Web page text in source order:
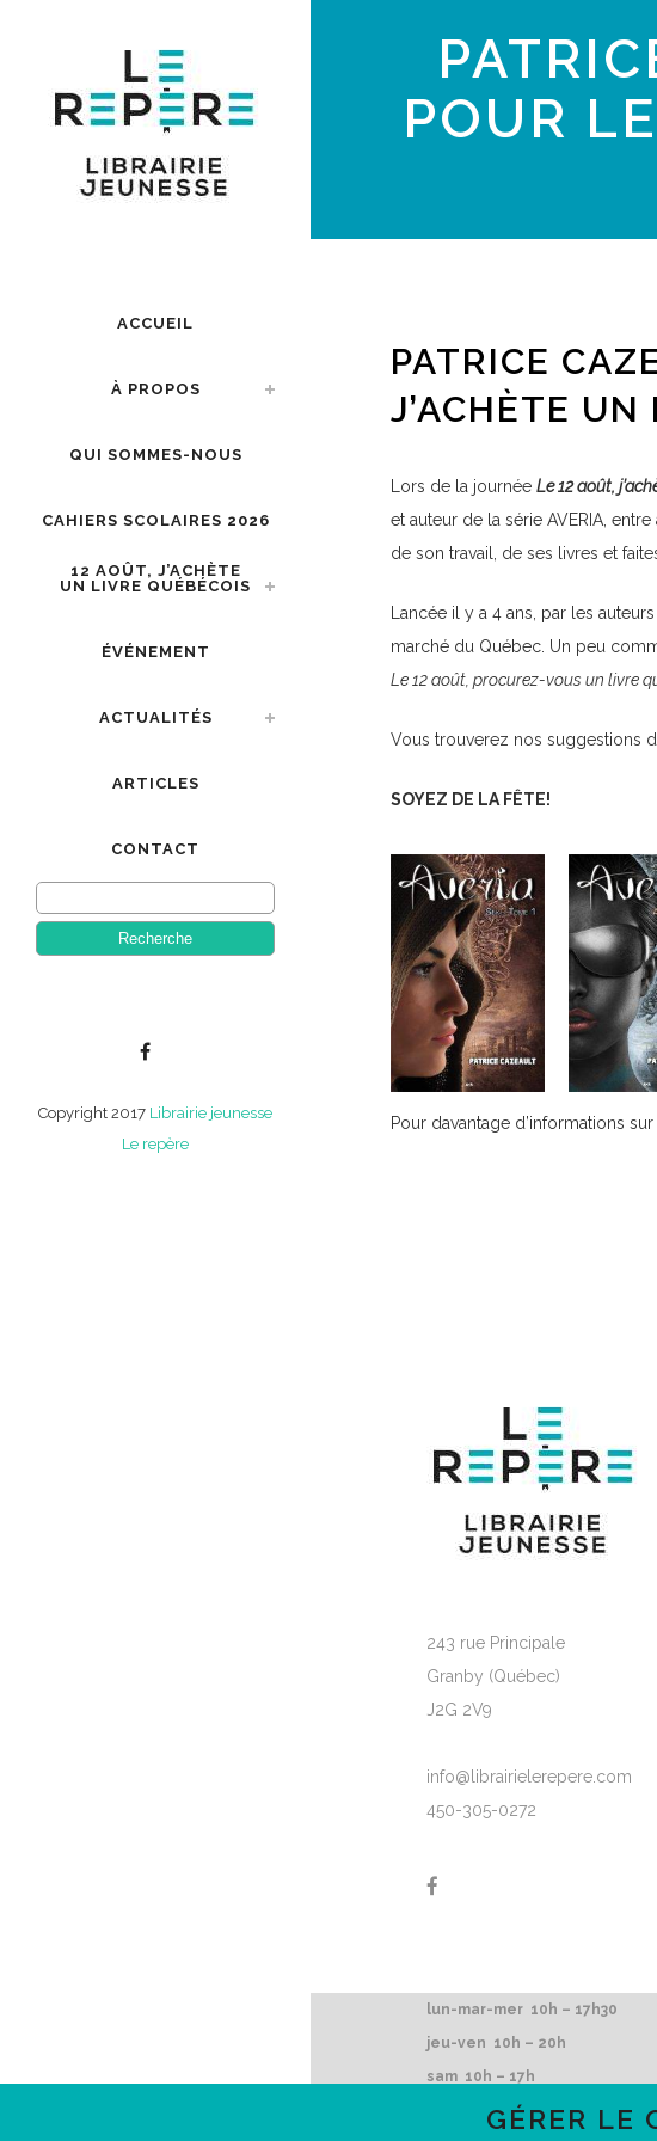
ACCUEIL
À PROPOS
QUI SOMMES-NOUS
CAHIERS SCOLAIRES 2026
12 AOÛT, J’ACHÈTE
UN LIVRE QUÉBÉCOIS
ÉVÉNEMENT
ACTUALITÉS
ARTICLES
CONTACT
Copyright 2017 Librairie jeunesse
Le repère
POUR
PATRICE
J’ACHÈTE
Lors de la journée Le 12 août,
et auteur de la série AVERIA,
de son travail, de ses livres et
Lancée il y a 4 ans, par les auteurs
marché du Québec. Un peu
Le 12 août, procurez-vous un livre
Vous trouverez nos suggestions
SOYEZ DE LA FÊTE!
Pour davantage d’informations
243 rue Principale
Granby (Québec)
J2G 2V9
info@librairielerepere.com
450-305-0272
lun-mar-mer 10h – 17h30
jeu-ven 10h – 20h
sam 10h – 17h
dim 12h – 16hGÉRER LE